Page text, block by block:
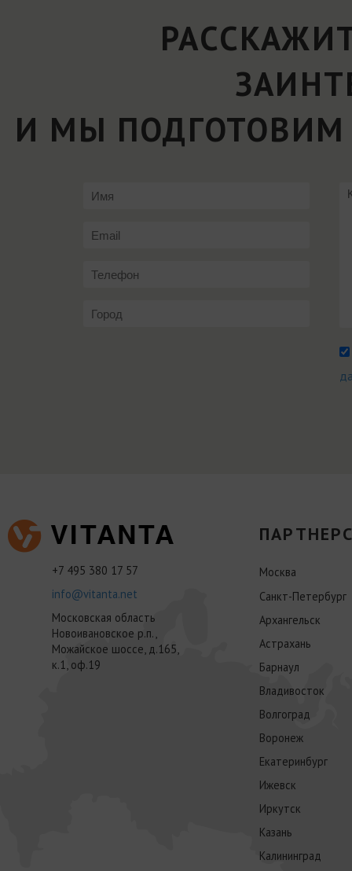
И МЫ ПОДГОТОВИМ
+7 495 380 17 57
info@vitanta.net
Московская область
Новоивановское р.п.,
Можайское шоссе, д.165,
к.1, оф.19
Москва
Санкт-Петербург
Архангельск
Астрахань
Барнаул
Владивосток
Волгоград
Воронеж
Екатеринбург
Ижевск
Иркутск
Казань
Калининград